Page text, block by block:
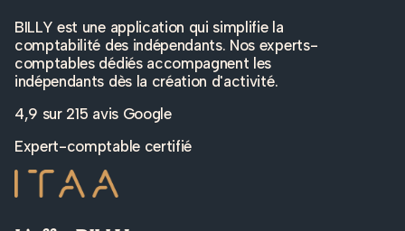
BILLY est une application qui simplifie la
comptabilité des indépendants. Nos experts-
comptables dédiés accompagnent les
indépendants dès la création d'activité.
4,9 sur 215 avis Google
Expert-comptable certifié